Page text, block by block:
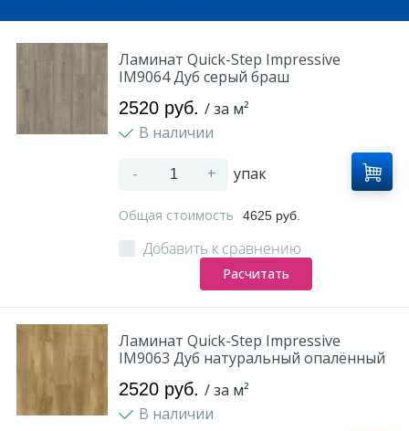
Ламинат Quick-Step Impressive
IM9064 Дуб серый браш
2520 руб. / за м²
В наличии
- + упак
Общая стоимость 4625 руб.
Добавить к сравнению
Расчитать
Ламинат Quick-Step Impressive
IM9063 Дуб натуральный опалённый
2520 руб. / за м²
В наличии